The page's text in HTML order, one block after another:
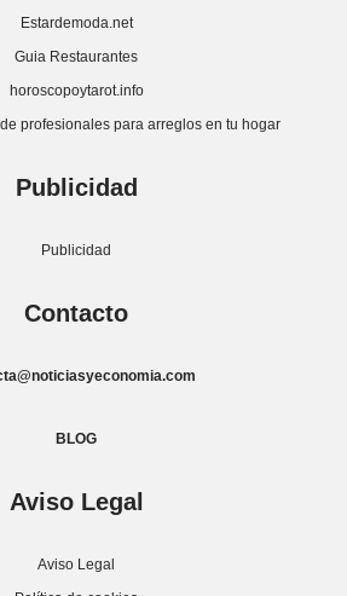
Estardemoda.net
Guia Restaurantes
horoscopoytarot.info
profesionales para arreglos en tu hogar
Publicidad
Publicidad
Contacto
BLOG
Aviso Legal
Aviso Legal